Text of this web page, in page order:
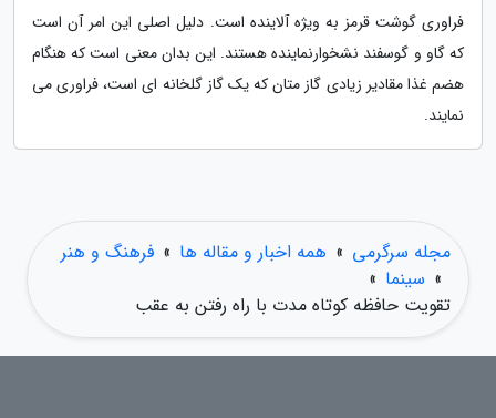
فراوری گوشت قرمز به ویژه آلاینده است. دلیل اصلی این امر آن است
که گاو و گوسفند نشخوارنماینده هستند. این بدان معنی است که هنگام
هضم غذا مقادیر زیادی گاز متان که یک گاز گلخانه ای است، فراوری می
نمایند.
مجله سرگرمی » همه اخبار و مقاله ها » فرهنگ و هنر
» سینما »
تقویت حافظه کوتاه مدت با راه رفتن به عقب